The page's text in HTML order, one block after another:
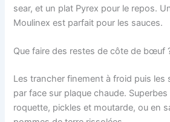
sear, et un plat Pyrex pour le repos.
Moulinex est parfait pour les sauces.
Que faire des restes de côte de bœuf
Les trancher finement à froid puis les
par face sur plaque chaude.
roquette, pickles et moutarde, ou en